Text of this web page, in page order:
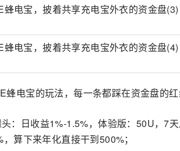
蜂电宝的玩法，每一条都踩在资金盘的
：日收益1%-1.5%，体验版：50U，7
算下来年化直接干到500%；